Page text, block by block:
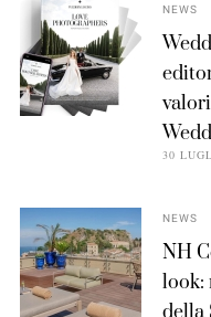
NEWS
30
NEWS
NH
look: